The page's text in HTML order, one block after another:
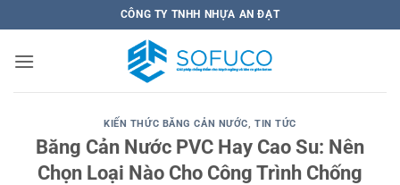
qua
nội
CÔNG TY TNHH NHỰA AN ĐẠT
KIẾN THỨC BĂNG CẢN NƯỚC,TIN TỨC
Băng Cản Nước PVC Hay Cao Su: Nên
Chọn Loại Nào Cho Công Trình Chống